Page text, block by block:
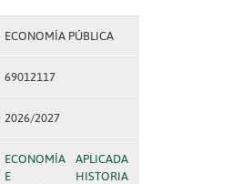
ECONOMÍA PÚBLICA
69012117
2026/2027
ECONOMÍA APLICADA
E HISTORIA